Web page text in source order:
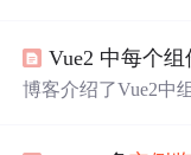
Vue2 中每个组
博客介绍了Vue2中